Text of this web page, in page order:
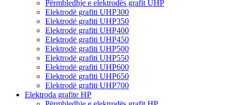
Përmbledhje e elektrodës grafit UHP
Elektrodë grafiti UHP300
Elektrodë grafiti UHP350
Elektrodë grafiti UHP400
Elektrodë grafiti UHP450
Elektrodë grafiti UHP500
Elektrodë grafiti UHP550
Elektrodë grafiti UHP600
Elektrodë grafiti UHP650
Elektrodë grafiti UHP700
Elektroda grafite HP